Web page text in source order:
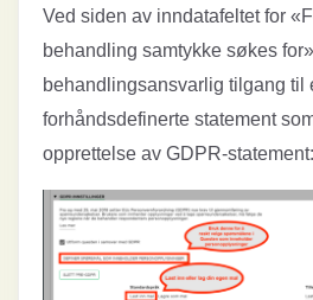
Ved siden av inndatafeltet for
behandling samtykke søkes
behandlingsansvarlig tilgang til
forhåndsdefinerte statement
opprettelse av GDPR-statement: